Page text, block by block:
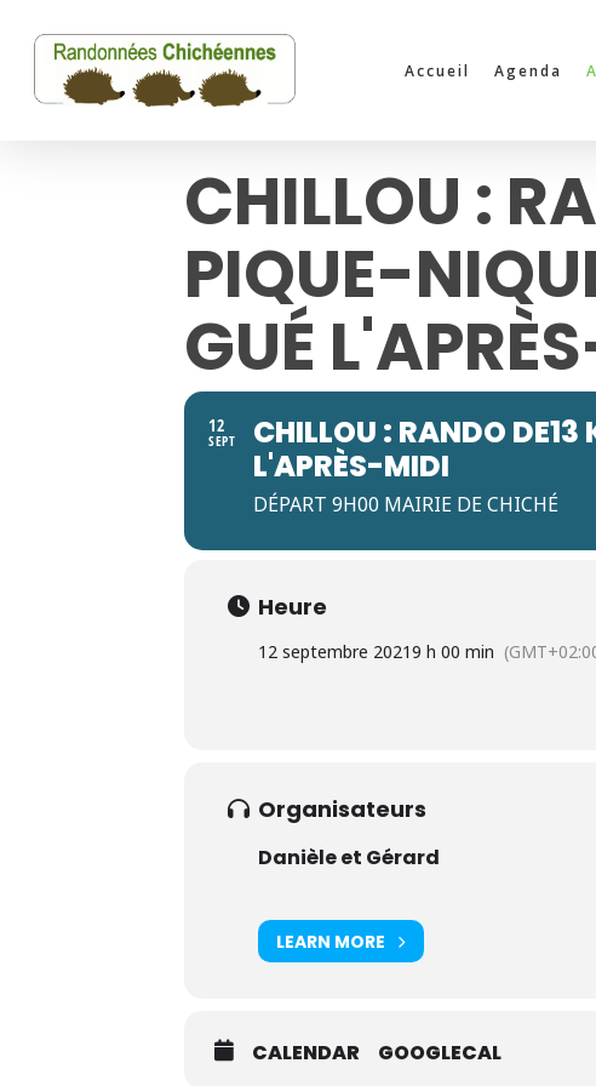
content
Accueil Agenda
CHILLOU :
PIQUE-
GUÉ
12
SEPT
CHILLOU : RANDO
L'APRÈS-MIDI
DÉPART 9H00 MAIRIE DE CHICHÉ
Heure
12 septembre 20219 h 00 min
Organisateurs
Danièle et Gérard
LEARN MORE
CALENDAR GOOGLECAL